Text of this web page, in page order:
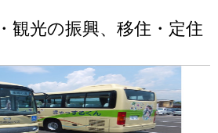
観光の振興、移住・定住